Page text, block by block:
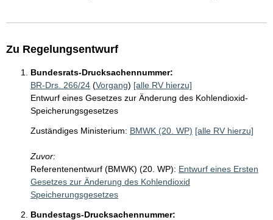
Zu Regelungsentwurf
Bundesrats-Drucksachennummer:
BR-Drs. 266/24 (Vorgang) [alle RV hierzu]
Entwurf eines Gesetzes zur Änderung des Kohlendioxid-
Speicherungsgesetzes
Zuständiges Ministerium: BMWK (20. WP) [alle RV hierzu]
Zuvor:
Referentenentwurf (BMWK) (20. WP): Entwurf eines Ersten
Gesetzes zur Änderung des Kohlendioxid
Speicherungsgesetzes
Bundestags-Drucksachennummer: